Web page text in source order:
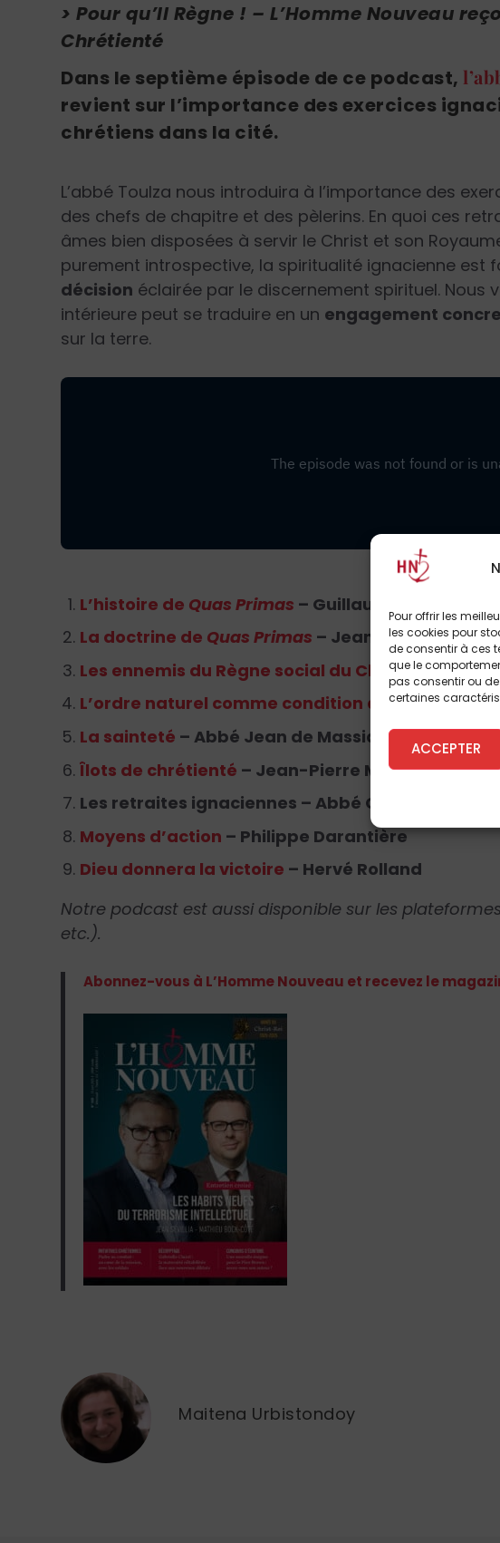
Pour offrir les
les cookies pour
de consentir à ces
que le
pas consentir ou
certaines
ACCEPTER
> Pour qu’Il Règne ! – L’Homme Nouveau
Chrétienté
Dans le septième épisode de ce podcast,
revient sur l’importance des exercices
chrétiens dans la cité.
L’abbé Toulza nous introduira à l’importance des
des chefs de chapitre et des pèlerins. En quoi ces
âmes bien disposées à servir le Christ et son
purement introspective, la spiritualité ignacienne est
décision éclairée par le discernement spirituel.
intérieure peut se traduire en un engagement
sur la terre.
L’histoire de Quas Primas – Guillaume Bernard
La doctrine de Quas Primas – Jean de Tauriers
Les ennemis du Règne social du Christ– Michel
L’ordre naturel comme condition du règne social
La sainteté – Abbé Jean de Massia
Îlots de chrétienté – Jean-Pierre Maugendre
Les retraites ignaciennes – Abbé Christophe
Moyens d’action – Philippe Darantière
Dieu donnera la victoire – Hervé Rolland
Notre podcast est aussi disponible sur les
etc.).
Abonnez-vous à L’Homme Nouveau et recevez le
Maitena Urbistondoy